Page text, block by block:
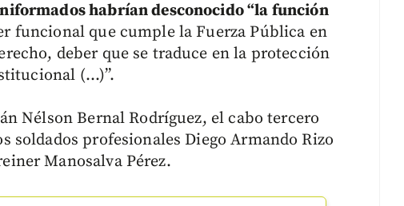
habrían desconocido “la función
funcional que cumple la Fuerza Pública en
deber que se traduce en la protección
(…)”.
Nélson Bernal Rodríguez, el cabo tercero
soldados profesionales Diego Armando Rizo
Manosalva Pérez.